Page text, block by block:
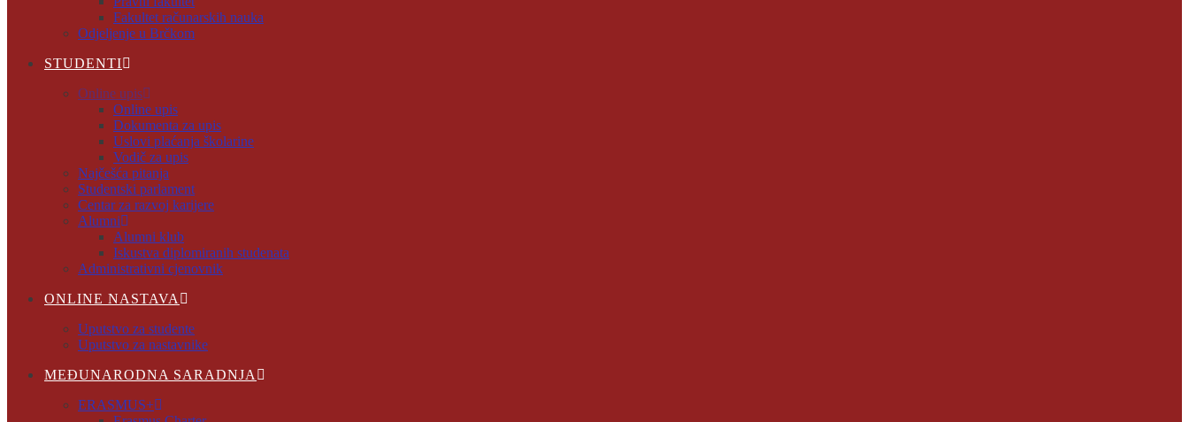
Fakultet računarskih nauka
Odjeljenje u Brčkom
STUDENTI
Online upis
Online upis
Dokumenta za upis
Uslovi plaćanja školarine
Vodič za upis
Najčešća pitanja
Studentski parlament
Centar za razvoj karijere
Alumni
Alumni klub
Iskustva diplomiranih studenata
Administrativni cjenovnik
ONLINE NASTAVA
Uputstvo za studente
Uputstvo za nastavnike
MEĐUNARODNA SARADNJA
ERASMUS+